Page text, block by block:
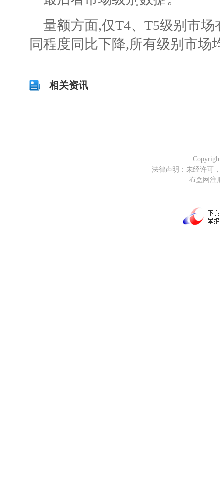
量额方面,仅T4、T5级别市
同程度同比下降,所有级别市场
相关资讯
法律声明：未经许可
布盒网注